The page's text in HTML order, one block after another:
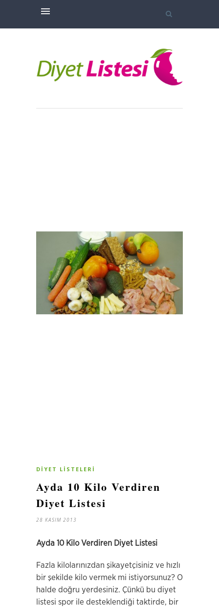
DIYET LISTELERI
Ayda 10 Kilo Verdiren
Diyet Listesi
28 KASIM 2013
Ayda 10 Kilo Verdiren Diyet Listesi
Fazla kilolarınızdan şikayetçisiniz ve hızlı
bir şekilde kilo vermek mi istiyorsunuz? O
halde doğru yerdesiniz. Çünkü bu diyet
listesi spor ile desteklendiği taktirde, bir